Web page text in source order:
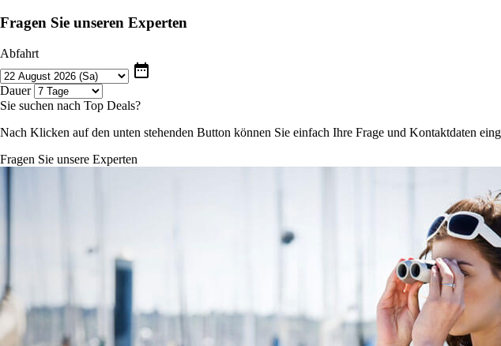
Fragen Sie unseren Experten
Abfahrt
date_range
Dauer
Sie suchen nach Top Deals?
Nach Klicken auf den unten stehenden Button können Sie einfach Ihre Frage und Kontaktdaten
Fragen Sie unsere Experten